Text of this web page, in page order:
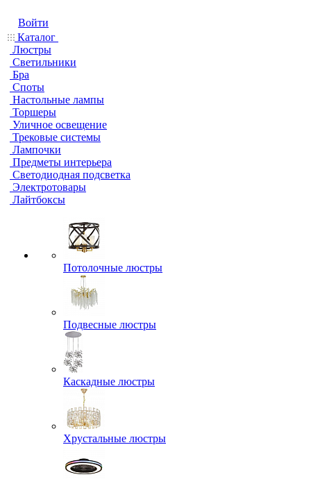
Войти
Каталог
Люстры
Светильники
Бра
Споты
Настольные лампы
Торшеры
Уличное освещение
Трековые системы
Лампочки
Предметы интерьера
Светодиодная подсветка
Электротовары
Лайтбоксы
Потолочные люстры
Подвесные люстры
Каскадные люстры
Хрустальные люстры